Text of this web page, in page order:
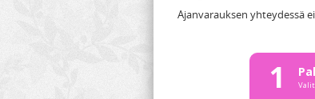
Ajanvarauksen yhteydessä